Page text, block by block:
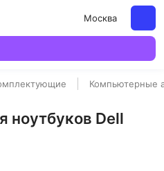
Москва
Компьютерные
ноутбуков Dell